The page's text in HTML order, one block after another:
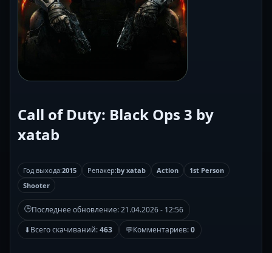
Call of Duty: Black Ops 3 by
xatab
Год выхода:2015 Репакер:by xatab Action
1st Person
Shooter
🕒Последнее обновление:21.04.2026 - 12:56
⬇Всего скачиваний:463 💬Комментариев:0